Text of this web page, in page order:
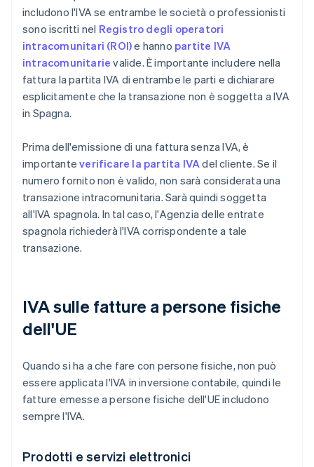
includono l'IVA se entrambe le società o professionisti
sono iscritti nel Registro degli operatori
intracomunitari (ROI)e hanno partite IVA
intracomunitarie valide. È importante includere nella
fattura la partita IVA di entrambe le parti e dichiarare
esplicitamente che la transazione non è soggetta a IVA
in Spagna.
Prima dell'emissione di una fattura senza IVA, è
importanteverificare la partita IVAdel cliente. Se il
numero fornito non è valido, non sarà considerata una
transazione intracomunitaria. Sarà quindi soggetta
all'IVA spagnola. In tal caso, l'Agenzia delle entrate
spagnola richiederà l'IVA corrispondente a tale
transazione.
IVA sulle fatture a persone fisiche
dell'UE
Quando si ha a che fare con persone fisiche, non può
essere applicata l'IVA in inversione contabile, quindi le
fatture emesse a persone fisiche dell'UE includono
sempre l'IVA.
Prodotti e servizi elettronici